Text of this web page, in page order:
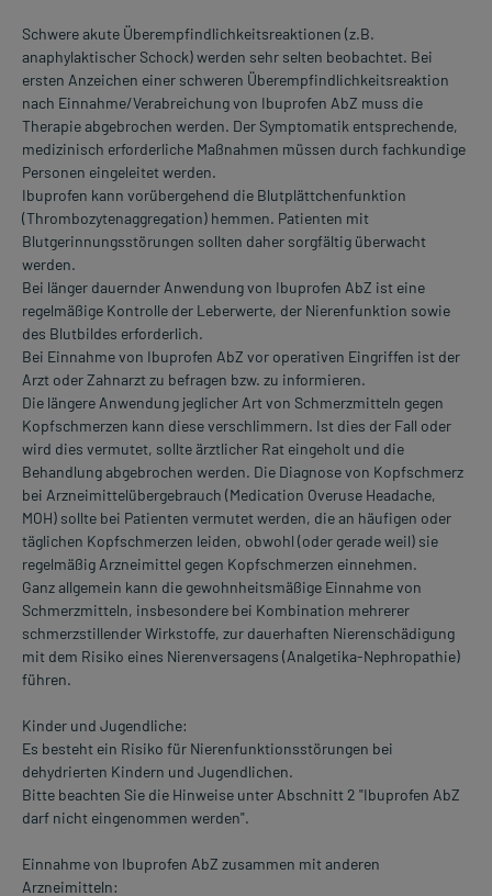
Schwere akute Überempfindlichkeitsreaktionen (z.B.
anaphylaktischer Schock) werden sehr selten beobachtet. Bei
ersten Anzeichen einer schweren Überempfindlichkeitsreaktion
nach Einnahme/Verabreichung von Ibuprofen AbZ muss die
Therapie abgebrochen werden. Der Symptomatik entsprechende,
medizinisch erforderliche Maßnahmen müssen durch fachkundige
Personen eingeleitet werden.
Ibuprofen kann vorübergehend die Blutplättchenfunktion
(Thrombozytenaggregation) hemmen. Patienten mit
Blutgerinnungsstörungen sollten daher sorgfältig überwacht
werden.
Bei länger dauernder Anwendung von Ibuprofen AbZ ist eine
regelmäßige Kontrolle der Leberwerte, der Nierenfunktion sowie
des Blutbildes erforderlich.
Bei Einnahme von Ibuprofen AbZ vor operativen Eingriffen ist der
Arzt oder Zahnarzt zu befragen bzw. zu informieren.
Die längere Anwendung jeglicher Art von Schmerzmitteln gegen
Kopfschmerzen kann diese verschlimmern. Ist dies der Fall oder
wird dies vermutet, sollte ärztlicher Rat eingeholt und die
Behandlung abgebrochen werden. Die Diagnose von Kopfschmerz
bei Arzneimittelübergebrauch (Medication Overuse Headache,
MOH) sollte bei Patienten vermutet werden, die an häufigen oder
täglichen Kopfschmerzen leiden, obwohl (oder gerade weil) sie
regelmäßig Arzneimittel gegen Kopfschmerzen einnehmen.
Ganz allgemein kann die gewohnheitsmäßige Einnahme von
Schmerzmitteln, insbesondere bei Kombination mehrerer
schmerzstillender Wirkstoffe, zur dauerhaften Nierenschädigung
mit dem Risiko eines Nierenversagens (Analgetika-Nephropathie)
führen.
Kinder und Jugendliche:
Es besteht ein Risiko für Nierenfunktionsstörungen bei
dehydrierten Kindern und Jugendlichen.
Bitte beachten Sie die Hinweise unter Abschnitt 2 "Ibuprofen AbZ
darf nicht eingenommen werden".
Einnahme von Ibuprofen AbZ zusammen mit anderen
Arzneimitteln: